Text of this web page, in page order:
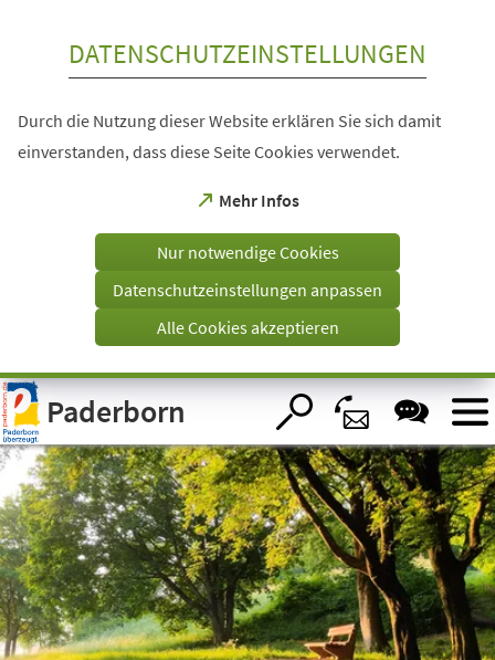
Visuelle
Assistenzsoftware
öffnen.
DATENSCHUTZEINSTELLUNGEN
Durch die Nutzung dieser Website erklären Sie sich damit
einverstanden, dass diese Seite Cookies verwendet.
Mehr Infos
(Öffnet
einem
Tab)
Nur notwendige Cookies
Datenschutzeinstellungen anpassen
Alle Cookies akzeptieren
Paderborn